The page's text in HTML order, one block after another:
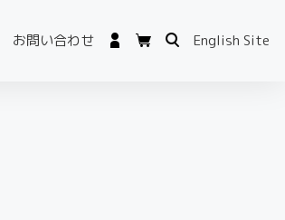
お問い合わせ English Site